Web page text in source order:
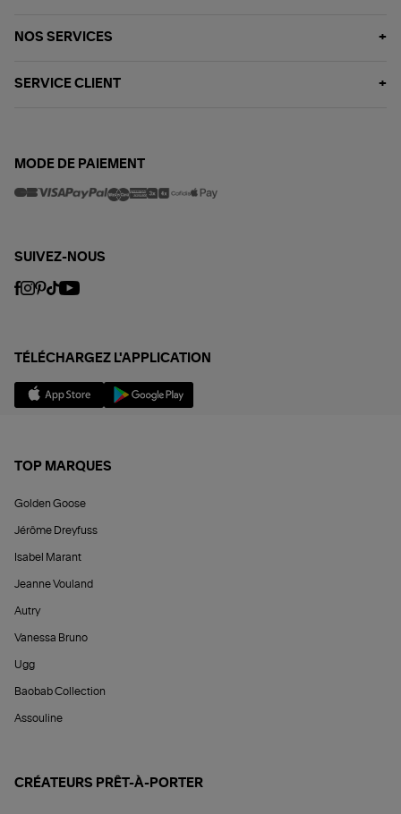
NOS SERVICES
SERVICE CLIENT
MODE DE PAIEMENT
SUIVEZ-NOUS
TÉLÉCHARGEZ L'APPLICATION
TOP MARQUES
Golden Goose
Jérôme Dreyfuss
Isabel Marant
Jeanne Vouland
Autry
Vanessa Bruno
Ugg
Baobab Collection
Assouline
CRÉATEURS PRÊT-À-PORTER